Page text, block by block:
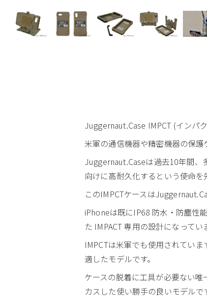
Juggernaut.Case IMPCT (インパ
米軍の通信機器や精密機器の保護
Juggernaut.Caseは過去10年間、
向けに高耐久化するという使命を
このIMPCTケースは
iPhoneは既にIP68 防水・防塵性
た IMPACT 専用の設計になってい
IMPCTは米軍でも使用されてい
適したモデルです。
ケースの脱着に工具が必要ない
カスした使い勝手の良いモデルで